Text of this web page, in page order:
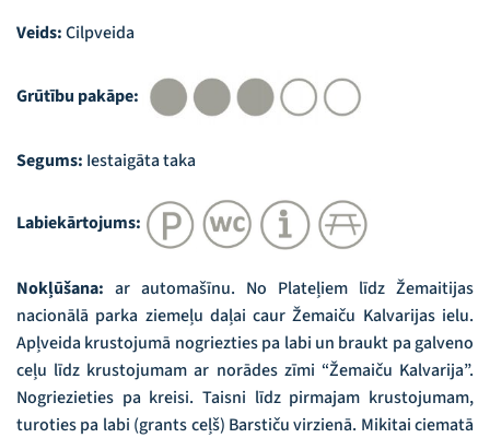
Veids:Cilpveida
Grūtību pakāpe:
Segums: Iestaigāta taka
Labiekārtojums:
Nokļūšana: ar automašīnu. No Plateļiem līdz Žemaitijas
nacionālā parka ziemeļu daļai caur Žemaiču Kalvarijas ielu.
Apļveida krustojumā nogriezties pa labi un braukt pa galveno
ceļu līdz krustojumam ar norādes zīmi “Žemaiču Kalvarija”.
Nogriezieties pa kreisi. Taisni līdz pirmajam krustojumam,
turoties pa labi (grants ceļš) Barstiču virzienā. Mikitai ciematā